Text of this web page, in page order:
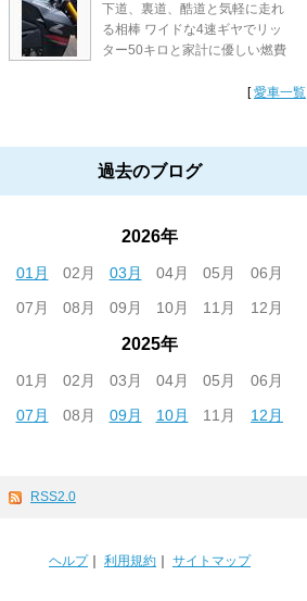
下道、裏道、酷道と気軽に走れ
る相棒 ワイドな4速ギヤでリッ
ター50キロと家計に優しい燃費
[愛車一覧
過去のブログ
2026年
01月 02月 03月 04月 05月
06月
07月
08月 09月 10月 11月 12月
2025年
01月 02月 03月 04月 05月
06月
07月
08月 09月 10月 11月 12月
RSS2.0
ヘルプ｜ 利用規約 サイトマップ